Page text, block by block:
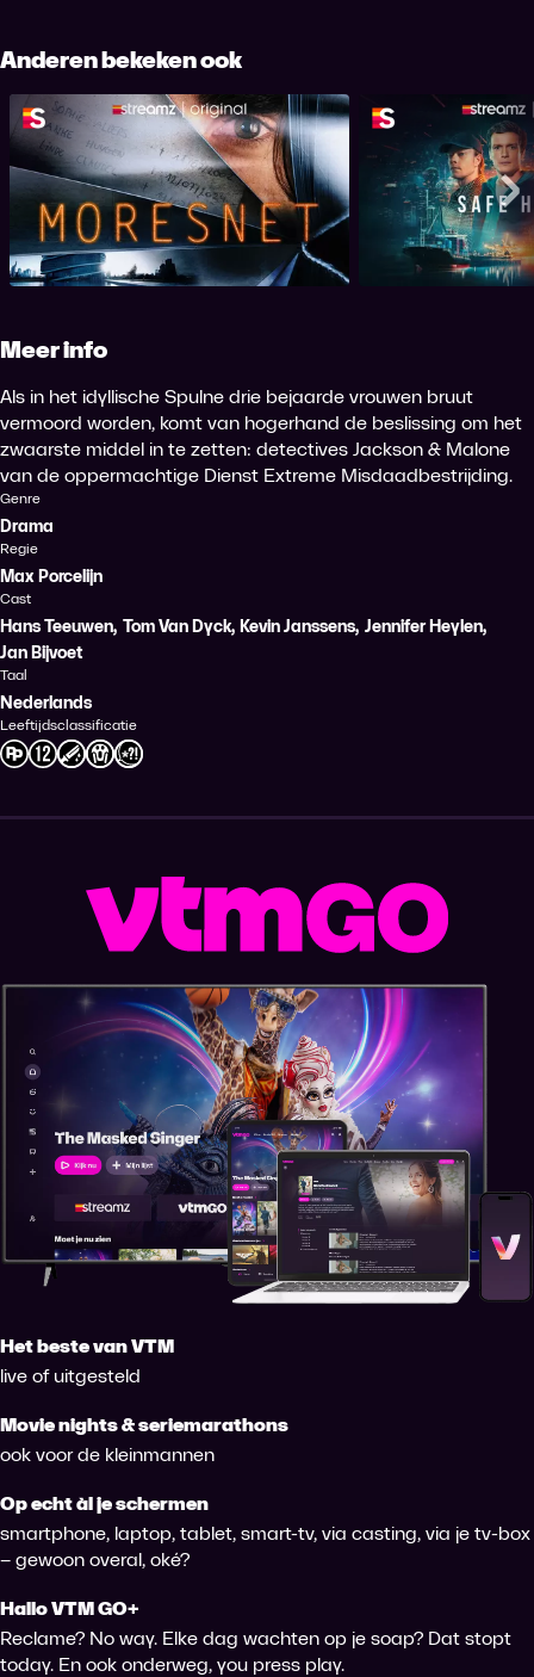
Anderen bekeken ook
Moresnet Safe
Meer info
Als in het idyllische Spulne drie bejaarde vrouwen bruut
vermoord worden, komt van hogerhand de beslissing om het
zwaarste middel in te zetten: detectives Jackson & Malone
van de oppermachtige Dienst Extreme Misdaadbestrijding.
Genre
Drama
Regie
Max Porcelijn
Cast
Hans Teeuwen, Tom Van Dyck, Kevin Janssens, Jennifer Heylen,
Jan Bijvoet
Taal
Nederlands
Leeftijdsclassificatie
Het beste van VTM
live of uitgesteld
Movie nights & seriemarathons
ook voor de kleinmannen
Op echt àl je schermen
smartphone, laptop, tablet, smart-tv, via casting, via je tv-box
– gewoon overal, oké?
Hallo VTM GO+
Reclame? No way. Elke dag wachten op je soap? Dat stopt
today. En ook onderweg, you press play.